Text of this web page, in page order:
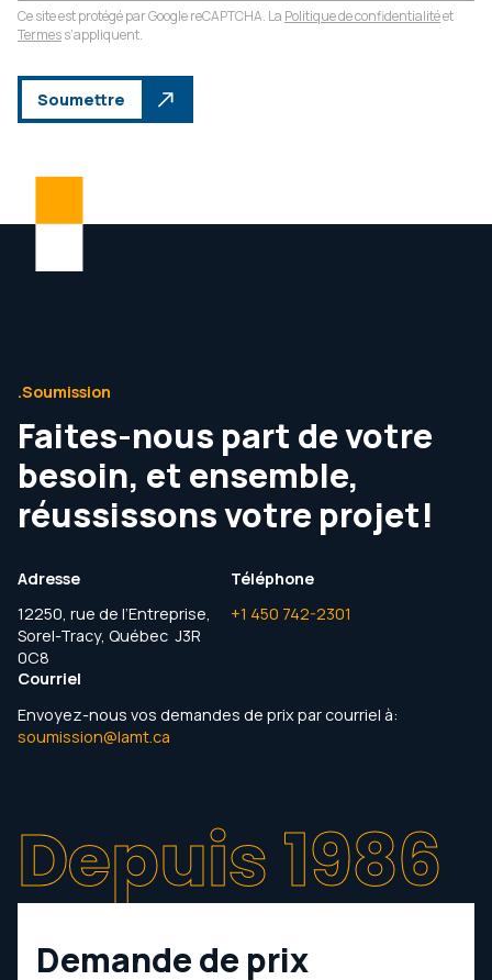
Ce site est protégé par Google reCAPTCHA. La Politique de confidentialitéet
Termess’appliquent.
Soumettre
.Soumission
Faites-nous part de votre
besoin, et ensemble,
réussissons votre projet!
Adresse
12250, rue de l’Entreprise,
Sorel-Tracy, Québec J3R
0C8
Téléphone
+1 450 742-2301
Courriel
Envoyez-nous vos demandes de prix par courriel à:
soumission@lamt.ca
Depuis 1986
Demande de prix